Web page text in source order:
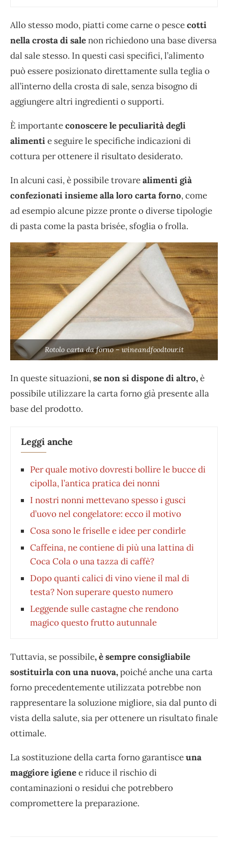
Allo stesso modo, piatti come carne o pescecotti
nella crosta di salenon richiedono una base diversa
dal sale stesso. In questi casi specifici, l’alimento
può essere posizionato direttamente sulla teglia o
all’interno della crosta di sale, senza bisogno di
aggiungere altri ingredienti o supporti.
È importanteconoscere le peculiarità degli
alimentie seguire le specifiche indicazioni di
cottura per ottenere il risultato desiderato.
In alcuni casi, è possibile trovarealimenti già
confezionati insieme alla loro carta forno, come
ad esempio alcune pizze pronte o diverse tipologie
di pasta come la pasta brisée, sfoglia o frolla.
Rotolo carta da forno – wineandfoodtour.it
In queste situazioni,se non si dispone di altro,è
possibile utilizzare la carta forno già presente alla
base del prodotto.
Leggi anche
Per quale motivo dovresti bollire le bucce di
cipolla, l’antica pratica dei nonni
I nostri nonni mettevano spesso i gusci
d’uovo nel congelatore: ecco il motivo
Cosa sono le friselle e idee per condirle
Caffeina, ne contiene di più una lattina di
Coca Cola o una tazza di caffè?
Dopo quanti calici di vino viene il mal di
testa? Non superare questo numero
Leggende sulle castagne che rendono
magico questo frutto autunnale
Tuttavia, se possibile, è sempre consigliabile
sostituirla con una nuova,poiché anche una carta
forno precedentemente utilizzata potrebbe non
rappresentare la soluzione migliore, sia dal punto di
vista della salute, sia per ottenere un risultato finale
ottimale.
La sostituzione della carta forno garantisceuna
maggiore igienee riduce il rischio di
contaminazioni o residui che potrebbero
compromettere la preparazione.